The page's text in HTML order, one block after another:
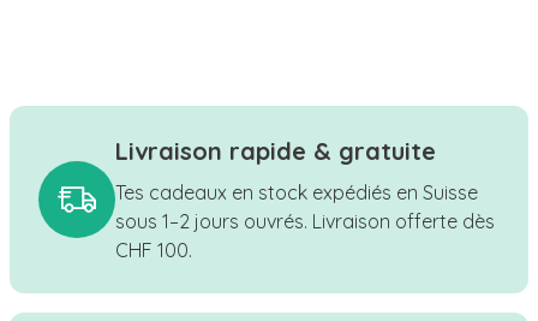
Livraison rapide & gratuite
Tes cadeaux en stock expédiés en Suisse
sous 1–2 jours ouvrés. Livraison offerte dès
CHF 100.